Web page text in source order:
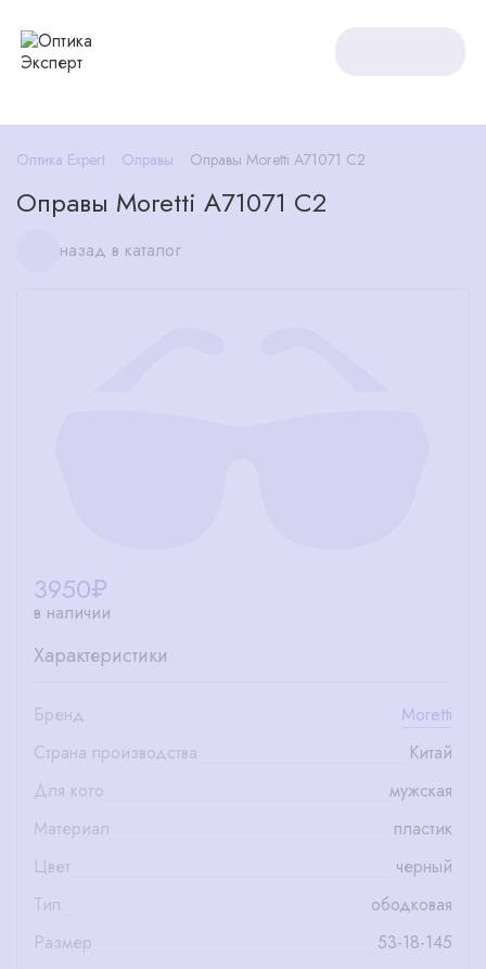
Оптика Expert Оправы Оправы Moretti A71071 C2
Оправы Moretti A71071 C2
назад в каталог
3950₽
в наличии
Характеристики
Бренд
Moretti
Страна производства
Китай
Для кого
мужская
Материал
пластик
Цвет
черный
Тип
ободковая
Размер
53-18-145